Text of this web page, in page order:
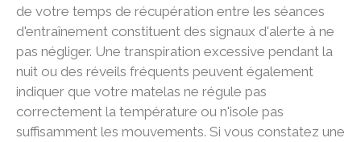
de votre temps de récupération entre les séances
d'entraînement constituent des signaux d'alerte à ne
pas négliger. Une transpiration excessive pendant la
nuit ou des réveils fréquents peuvent également
indiquer que votre matelas ne régule pas
correctement la température ou n'isole pas
suffisamment les mouvements. Si vous constatez une